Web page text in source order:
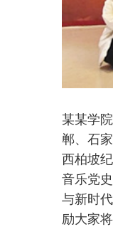
某某学
郸、石
西柏坡
音乐党
与新时
励大家